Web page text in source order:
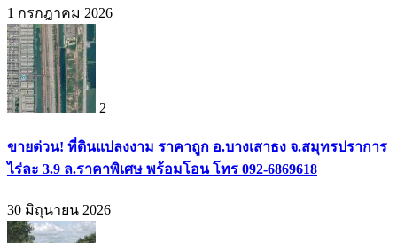
1 กรกฎาคม 2026
2
ขายด่วน! ที่ดินแปลงงาม ราคาถูก อ.บางเสาธง จ.สมุทรปราการ
ไร่ละ 3.9 ล.ราคาพิเศษ พร้อมโอน โทร 092-6869618
30 มิถุนายน 2026